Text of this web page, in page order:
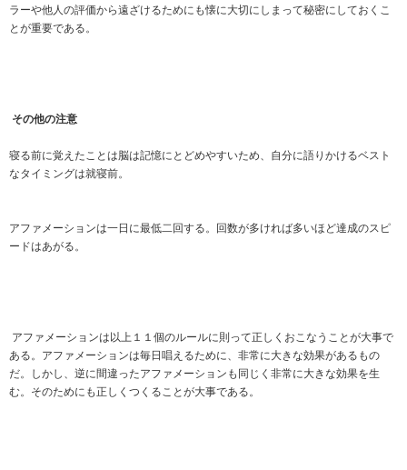
ラーや他人の評価から遠ざけるためにも懐に大切にしまって秘密にしておくこ
とが重要である。
その他の注意
寝る前に覚えたことは脳は記憶にとどめやすいため、自分に語りかけるベスト
なタイミングは就寝前。
アファメーションは一日に最低二回する。回数が多ければ多いほど達成のスピ
ードはあがる。
アファメーションは以上１１個のルールに則って正しくおこなうことが大事で
ある。アファメーションは毎日唱えるために、非常に大きな効果があるもの
だ。しかし、逆に間違ったアファメーションも同じく非常に大きな効果を生
む。そのためにも正しくつくることが大事である。